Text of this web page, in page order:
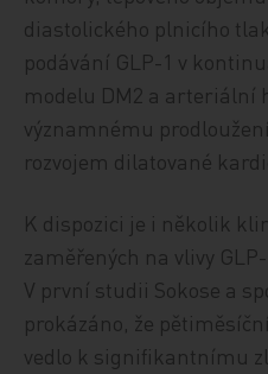
diastolického plnicího
podávání GLP-1 v
modelu DM2 a arteriální
významnému
rozvojem dilatované
K dispozici je i několik
zaměřených na vlivy
V první studii Sokose a
prokázáno, že
vedlo k signifikantnímu